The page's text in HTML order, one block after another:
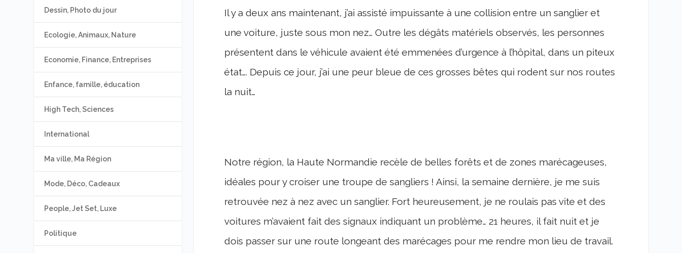
Il y a deux ans maintenant, j’ai assisté impuissante à une collision entre un sanglier et
une voiture, juste sous mon nez… Outre les dégâts matériels observés, les personnes
présentent dans le véhicule avaient été emmenées d’urgence à l’hôpital, dans un piteux
état…. Depuis ce jour, j’ai une peur bleue de ces grosses bêtes qui rodent sur nos routes
la nuit…
Notre région, la Haute Normandie recèle de belles forêts et de zones marécageuses,
idéales pour y croiser une troupe de sangliers ! Ainsi, la semaine dernière, je me suis
retrouvée nez à nez avec un sanglier. Fort heureusement, je ne roulais pas vite et des
voitures m’avaient fait des signaux indiquant un problème… 21 heures, il fait nuit et je
dois passer sur une route longeant des marécages pour me rendre mon lieu de travail.
Dessin, Photo du jour
Ecologie, Animaux, Nature
Economie, Finance, Entreprises
Enfance, famille, éducation
High Tech, Sciences
International
Ma ville, Ma Région
Mode, Déco, Cadeaux
People, Jet Set, Luxe
Politique